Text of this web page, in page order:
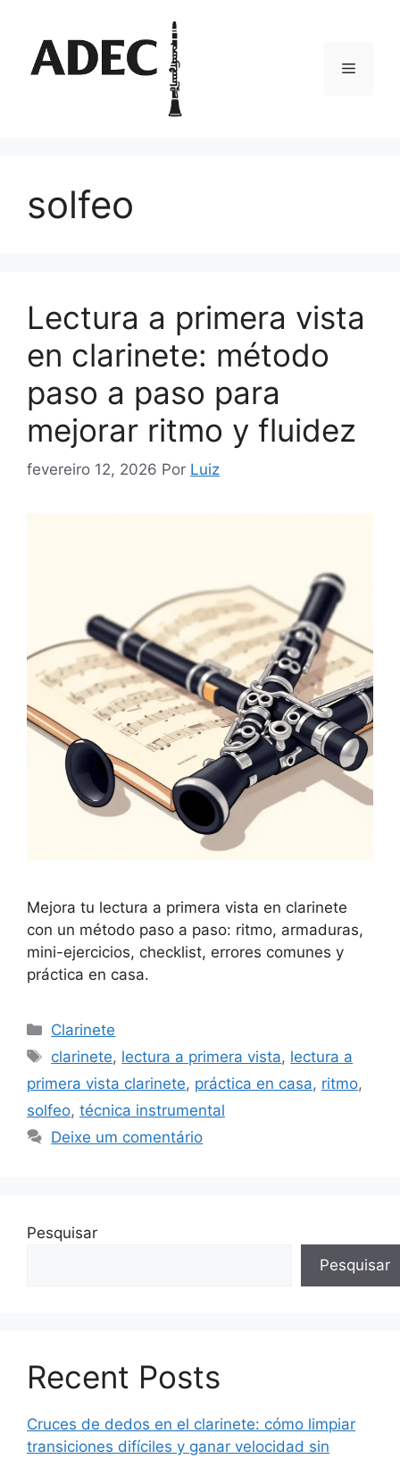
conteúdo
Menu
solfeo
Lectura a primera vista
en clarinete: método
paso a paso para
mejorar ritmo y fluidez
fevereiro 12, 2026 Por Luiz
Mejora tu lectura a primera vista en clarinete
con un método paso a paso: ritmo, armaduras,
mini-ejercicios, checklist, errores comunes y
práctica en casa.
Categorias
Clarinete
Tags
clarinete, lectura a primera vista, lectura a
primera vista clarinete, práctica en casa, ritmo,
solfeo, técnica instrumental
Deixe um comentário
Pesquisar
Pesquisar
Recent Posts
Cruces de dedos en el clarinete: cómo limpiar
transiciones difíciles y ganar velocidad sin